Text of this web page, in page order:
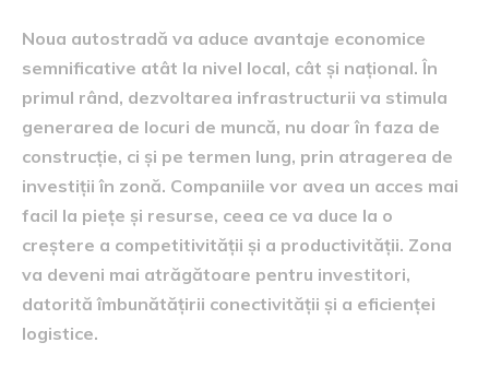
Noua autostradă va aduce avantaje economice
semnificative atât la nivel local, cât și național. În
primul rând, dezvoltarea infrastructurii va stimula
generarea de locuri de muncă, nu doar în faza de
construcție, ci și pe termen lung, prin atragerea de
investiții în zonă. Companiile vor avea un acces mai
facil la piețe și resurse, ceea ce va duce la o
creștere a competitivității și a productivității. Zona
va deveni mai atrăgătoare pentru investitori,
datorită îmbunătățirii conectivității și a eficienței
logistice.